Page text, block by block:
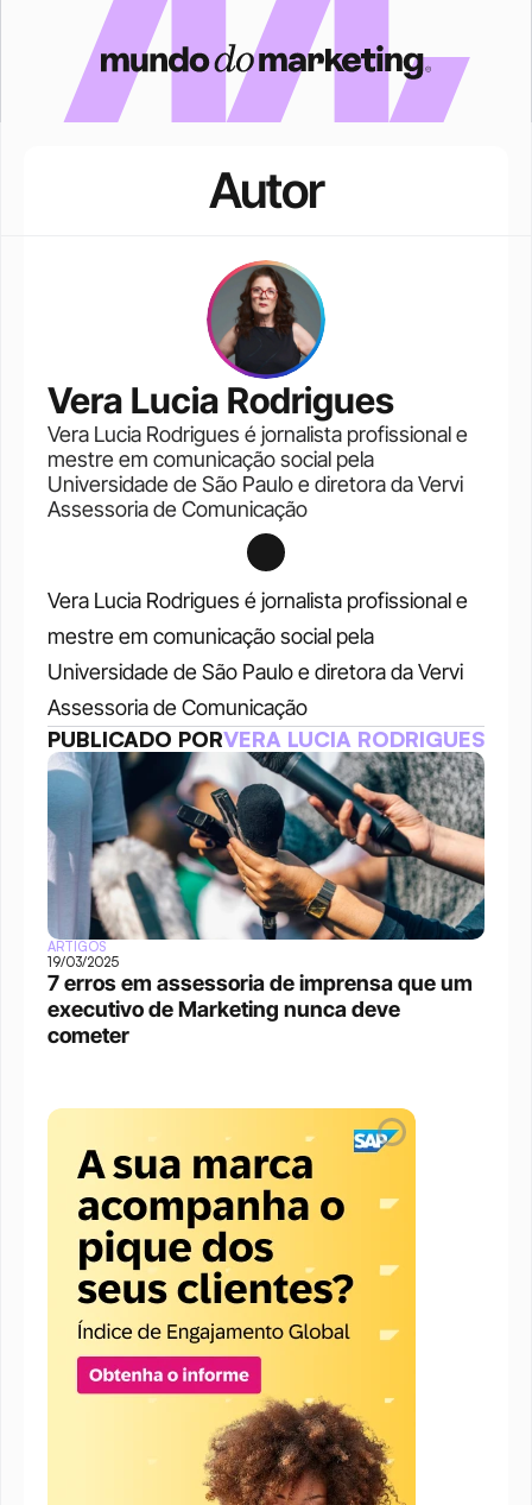
Autor
Vera Lucia Rodrigues
Vera Lucia Rodrigues é jornalista profissional e
mestre em comunicação social pela
Universidade de São Paulo e diretora da Vervi
Assessoria de Comunicação
Vera Lucia Rodrigues é jornalista profissional e
mestre em comunicação social pela
Universidade de São Paulo e diretora da Vervi
Assessoria de Comunicação
PUBLICADO PORVERA LUCIA RODRIGUES
ARTIGOS
19/03/2025
7 erros em assessoria de imprensa que um
executivo de Marketing nunca deve
cometer